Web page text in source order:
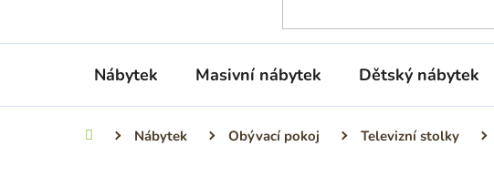
Nábytek Masivní nábytek Dětský nábytek
Domů Nábytek Obývací pokoj Televizní stolky